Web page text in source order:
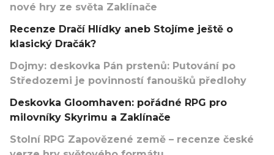
nové hry ze světa Zaklínače
Recenze Dračí Hlídky aneb Stojíme ještě o
klasický Dračák?
Dojmy: deskovka Pán prstenů: Putování po
Středozemi je povinností fanoušků předlohy
Deskovka Gloomhaven: pořádné RPG pro
milovníky Skyrimu a Zaklínače
Stolní RPG Zapovězené země – recenze české